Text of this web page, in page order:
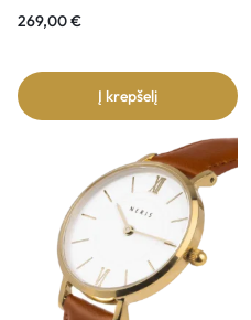
269,00€
Į krepšelį